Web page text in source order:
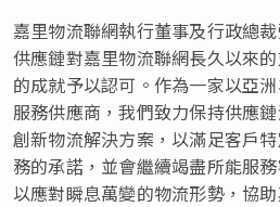
嘉里物流聯網執行董事及行政總
供應鏈對嘉里物流聯網長久以來
的成就予以認可。作為一家以亞
服務供應商，我們致力保持供應
創新物流解決方案，以滿足客戶
務的承諾，並會繼續竭盡所能服
以應對瞬息萬變的物流形勢，協助